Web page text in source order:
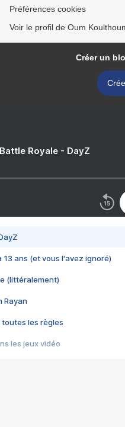
Préférences cookies
Voir le profil de Oum
Créer un
Royale - DayZ
13 ans (et vous l'avez ignoré)
(littéralement)
Rayan
toutes les règles
les jeux vidéo